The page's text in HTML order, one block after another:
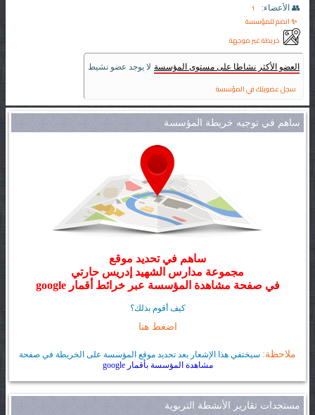
👥 الأعضاء:
1
✨ انضم للمؤسسة
خريطة غير موجهة
العضو الأكثر نشاطا على مستوى المؤسسة لا يوجد عضو نشيط
سجل عضويتك في المؤسسة
ساهم في توجيه خريطة المؤسسة
ساهم في تحديد موقع
مجموعة مدارس الشهيد إدريس حارتي
في صفحة مشاهدة المؤسسة عبر خرائط أقمار google
كيف أقوم بذلك؟
اضغط هنا
ملاحظة: سيختفي هذا الإشعار بعد تحديد موقع المؤسسة على الخريطة في صفحة
مشاهدة المؤسسة بأقمار google
مستجدات تقارير الأنشطة التربوية